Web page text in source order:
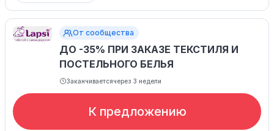
От сообщества
ДО -35% ПРИ ЗАКАЗЕ ТЕКСТИЛЯ И
ПОСТЕЛЬНОГО БЕЛЬЯ
Заканчиваетсячерез 3 недели
К предложению